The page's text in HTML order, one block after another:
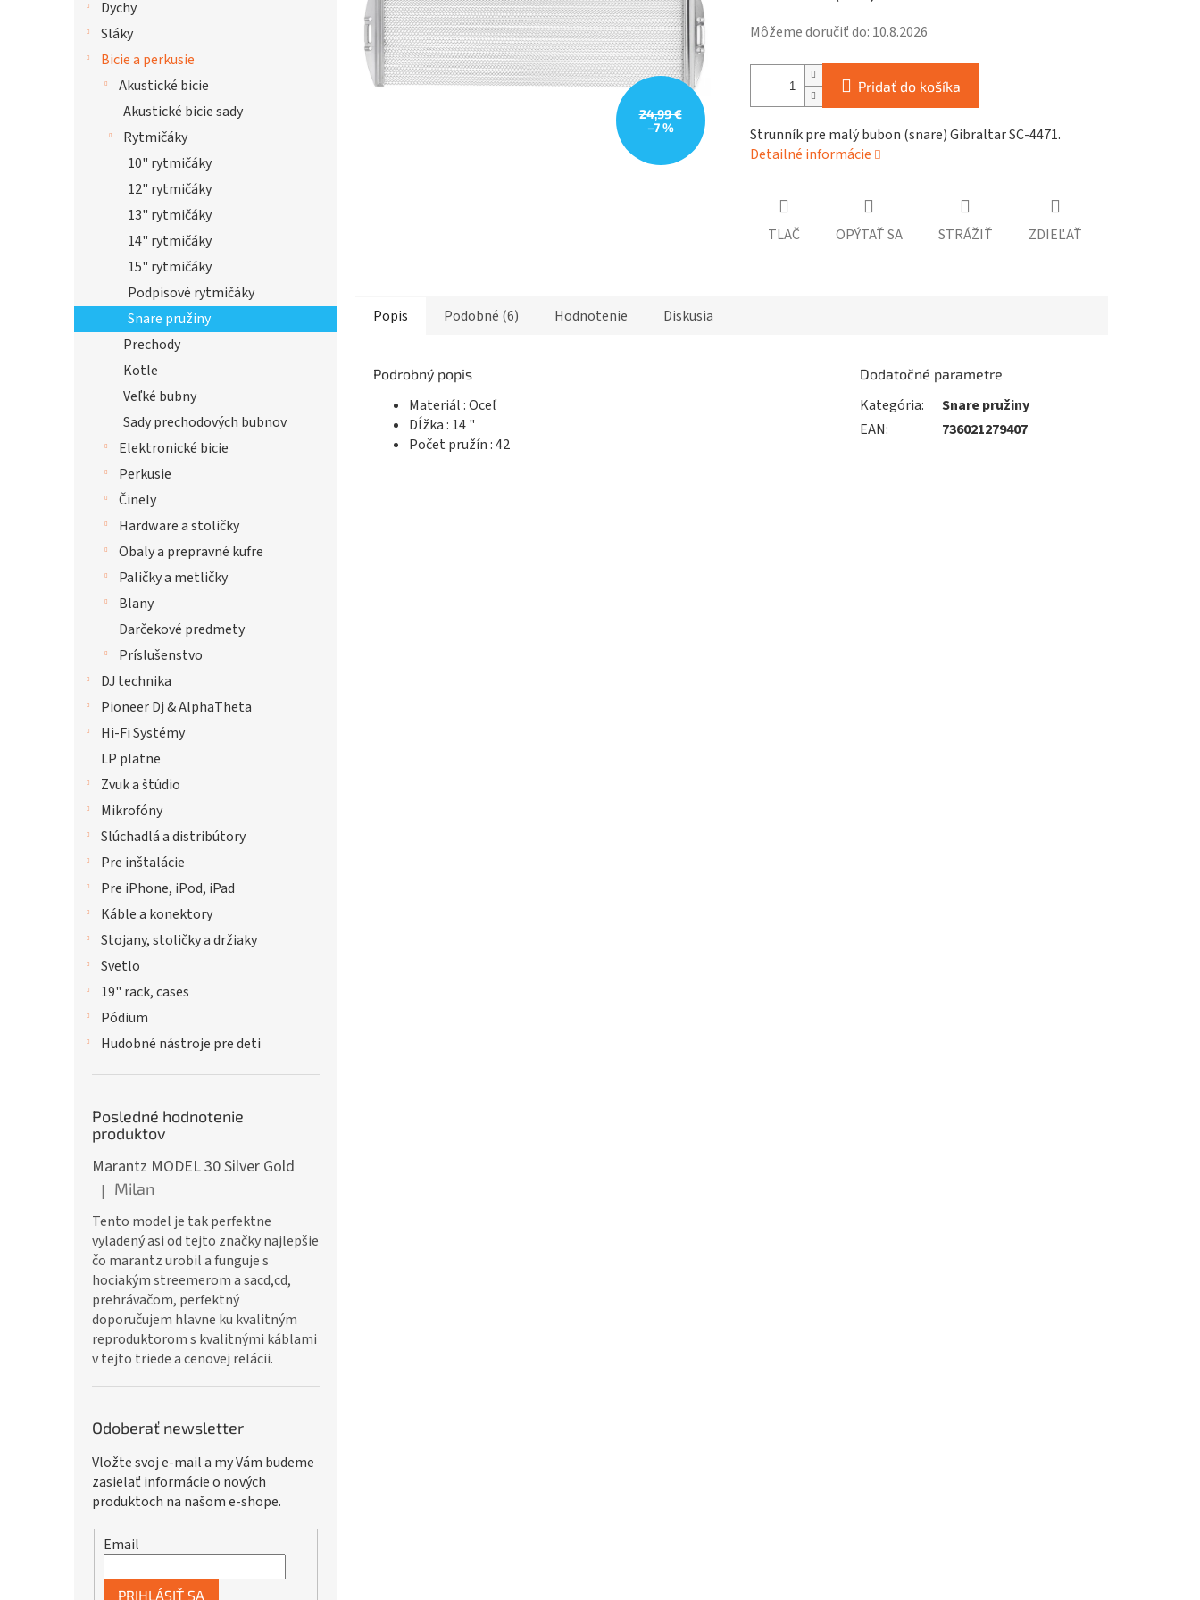
Dychy
Sláky
Bicie a perkusie
Akustické bicie
Akustické bicie sady
Rytmičáky
10" rytmičáky
12" rytmičáky
13" rytmičáky
14" rytmičáky
15" rytmičáky
Podpisové rytmičáky
Snare pružiny
Prechody
Kotle
Veľké bubny
Sady prechodových bubnov
Elektronické bicie
Perkusie
Činely
Hardware a stoličky
Obaly a prepravné kufre
Paličky a metličky
Blany
Darčekové predmety
Príslušenstvo
DJ technika
Pioneer Dj & AlphaTheta
Hi-Fi Systémy
LP platne
Zvuk a štúdio
Mikrofóny
Slúchadlá a distribútory
Pre inštalácie
Pre iPhone, iPod, iPad
Káble a konektory
Stojany, stoličky a držiaky
Svetlo
19" rack, cases
Pódium
Hudobné nástroje pre deti
Posledné hodnotenie
produktov
Marantz MODEL 30 Silver Gold
Hodnotenie produktu je 5 z 5 hviezdičiek.
| Milan
Tento model je tak perfektne
vyladený asi od tejto značky najlepšie
čo marantz urobil a funguje s
hociakým streemerom a sacd,cd,
prehrávačom, perfektný
doporučujem hlavne ku kvalitným
reproduktorom s kvalitnými káblami
v tejto triede a cenovej relácii.
Odoberať newsletter
Vložte svoj e-mail a my Vám budeme
zasielať informácie o nových
produktoch na našom e-shope.
Email
PRIHLÁSIŤ SA
hviezdičiek.
24,99 €
–7 %
Môžeme doručiť do: 10.8.2026
Pridať do košíka
Strunník pre malý bubon (snare) Gibraltar SC-4471.
Detailné informácie
TLAČ OPÝTAŤ SA STRÁŽIŤ ZDIEĽAŤ
Popis Podobné (6) Hodnotenie Diskusia
Podrobný popis
Materiál : Oceľ
Dĺžka : 14 "
Počet pružín : 42
Dodatočné parametre
Kategória:
Snare pružiny
EAN: 736021279407